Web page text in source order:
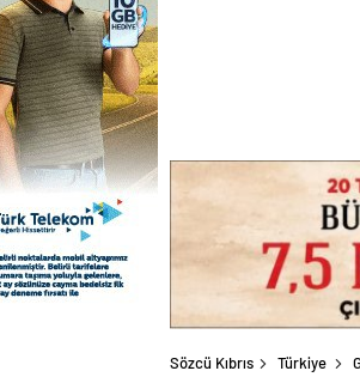
Sözcü Kıbrıs Türkiye